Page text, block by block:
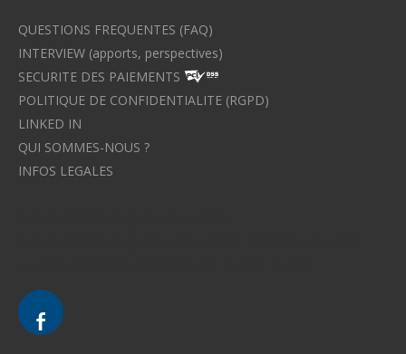
QUESTIONS FREQUENTES (FAQ)
INTERVIEW (apports, perspectives)
SECURITE DES PAIEMENTS
POLITIQUE DE CONFIDENTIALITE (RGPD)
LINKED IN
QUI SOMMES-NOUS ?
INFOS LEGALES